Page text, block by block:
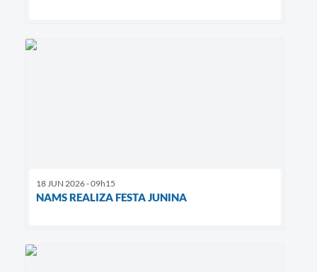
18 JUN 2026 - 09h15
NAMS REALIZA FESTA JUNINA